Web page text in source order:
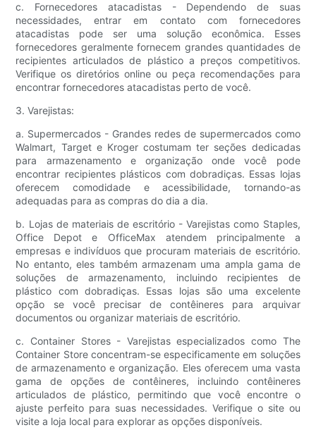
c. Fornecedores atacadistas - Dependendo de suas
necessidades, entrar em contato com fornecedores
atacadistas pode ser uma solução econômica. Esses
fornecedores geralmente fornecem grandes quantidades de
recipientes articulados de plástico a preços competitivos.
Verifique os diretórios online ou peça recomendações para
encontrar fornecedores atacadistas perto de você.
3. Varejistas:
a. Supermercados - Grandes redes de supermercados como
Walmart, Target e Kroger costumam ter seções dedicadas
para armazenamento e organização onde você pode
encontrar recipientes plásticos com dobradiças. Essas lojas
oferecem comodidade e acessibilidade, tornando-as
adequadas para as compras do dia a dia.
b. Lojas de materiais de escritório - Varejistas como Staples,
Office Depot e OfficeMax atendem principalmente a
empresas e indivíduos que procuram materiais de escritório.
No entanto, eles também armazenam uma ampla gama de
soluções de armazenamento, incluindo recipientes de
plástico com dobradiças. Essas lojas são uma excelente
opção se você precisar de contêineres para arquivar
documentos ou organizar materiais de escritório.
c. Container Stores - Varejistas especializados como The
Container Store concentram-se especificamente em soluções
de armazenamento e organização. Eles oferecem uma vasta
gama de opções de contêineres, incluindo contêineres
articulados de plástico, permitindo que você encontre o
ajuste perfeito para suas necessidades. Verifique o site ou
visite a loja local para explorar as opções disponíveis.